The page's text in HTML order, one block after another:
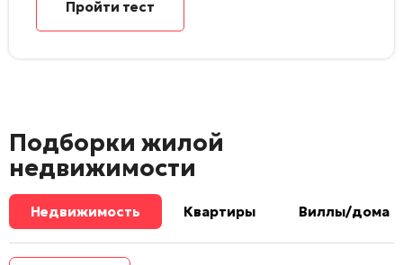
Пройти тест
Подборки жилой
недвижимости
Недвижимость Квартиры Виллы/дома